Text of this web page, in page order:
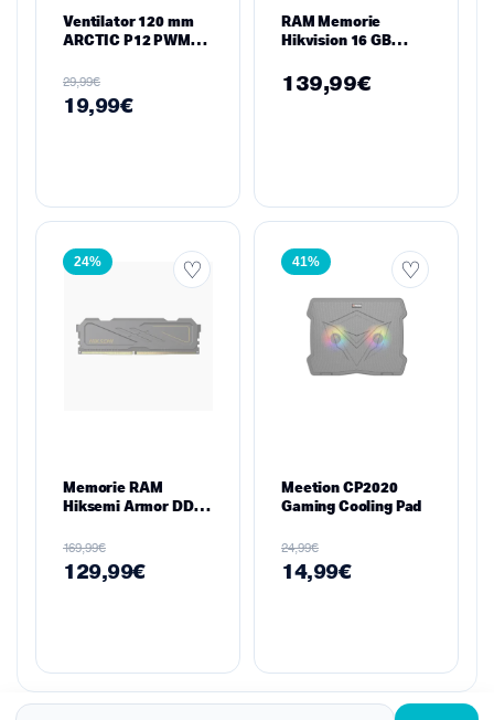
Ventilator 120 mm
ARCTIC P12 PWM
LED A-RGB, 0 dB
Mode, 4-pin PWM,
PST
29,99€
19,99€
RAM Memorie
Hikvision 16 GB
CL19 SO-DIMM – për
Laptop / Notebook
139,99€
24%
Memorie RAM
Hiksemi Armor DDR4
(HSC416U32D2) –
Heatsink i Zi për
Desktop
169,99€
129,99€
41%
Meetion CP2020
Gaming Cooling Pad
24,99€
14,99€